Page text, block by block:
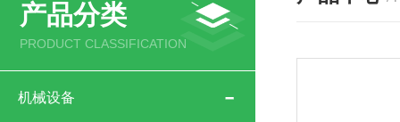
产品分类
PRODUCT CLASSIFICATION
机械设备